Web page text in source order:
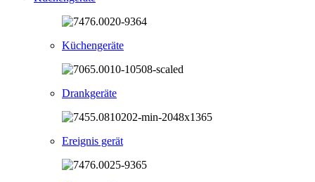
Küchengeräte
Drankgeräte
Ereignis gerät